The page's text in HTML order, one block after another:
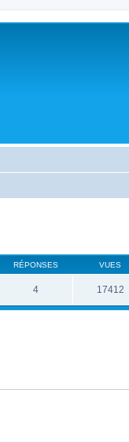
RÉPONSES VUES
4 17412